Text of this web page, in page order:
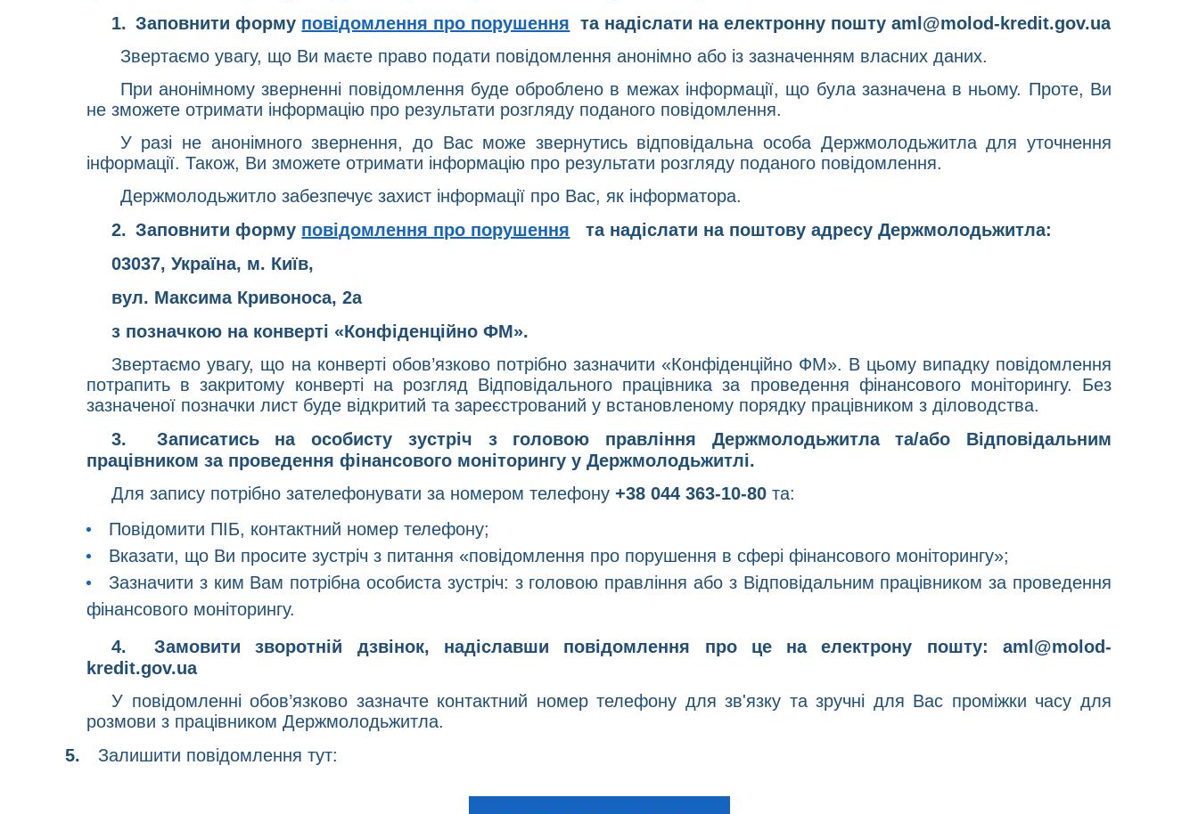
1. Заповнити форму повідомлення про порушення та надіслати на електронну поштуaml@molod-kredit.gov.ua
Звертаємо увагу, що Ви маєте право подати повідомлення анонімно або із зазначенням власних даних.
При анонімному зверненні повідомлення буде оброблено в межах інформації, що була зазначена в ньому. Проте, Ви
не зможете отримати інформацію про результати розгляду поданого повідомлення.
У разі не анонімного звернення, до Вас може звернутись відповідальна особа Держмолодьжитла для уточнення
інформації. Також, Ви зможете отримати інформацію про результати розгляду поданого повідомлення.
Держмолодьжитло забезпечує захист інформації про Вас, як інформатора.
2. Заповнити форму повідомлення про порушення
та надіслати на поштову адресу Держмолодьжитла:
03037, Україна, м. Київ,
вул. Максима Кривоноса, 2а
з позначкою на конверті «Конфіденційно ФМ».
Звертаємо увагу, що на конверті обов’язково потрібно зазначити «Конфіденційно ФМ». В цьому випадку повідомлення
потрапить в закритому конверті на розгляд Відповідального працівника за проведення фінансового моніторингу. Без
зазначеної позначки лист буде відкритий та зареєстрований у встановленому порядку працівником з діловодства.
3.
Записатись на особисту зустріч з головою правління Держмолодьжитла та/або Відповідальним
працівником за проведення фінансового моніторингу у Держмолодьжитлі.
Для запису потрібно зателефонувати за номером телефону+38 044 363-10-80 та:
Повідомити ПІБ, контактний номер телефону;
Вказати, що Ви просите зустріч з питання «повідомлення про порушення в сфері фінансового моніторингу»;
Зазначити з ким Вам потрібна особиста зустріч: з головою правління або з Відповідальним працівником за проведення
фінансового моніторингу.
4.
Замовити зворотній дзвінок, надіславши повідомлення про це на електрону пошту:aml@molod-
kredit.gov.ua
У повідомленні обов’язково зазначте контактний номер телефону для зв'язку та зручні для Вас проміжки часу для
розмови з працівником Держмолодьжитла.
5.
Залишити повідомлення тут: